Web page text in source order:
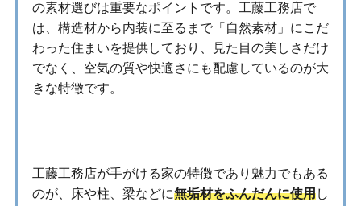
の素材選びは重要なポイントです。工藤工務店で
は、構造材から内装に至るまで「自然素材」にこだ
わった住まいを提供しており、見た目の美しさだけ
でなく、空気の質や快適さにも配慮しているのが大
きな特徴です。
工藤工務店が手がける家の特徴であり魅力でもある
のが、床や柱、梁などに無垢材をふんだんに使用し